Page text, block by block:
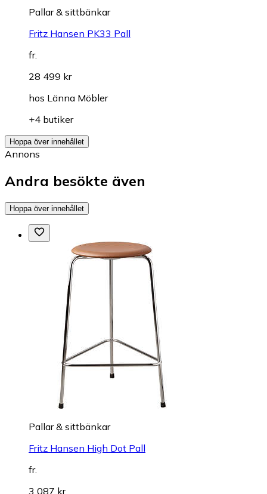
Pallar & sittbänkar
Fritz Hansen PK33 Pall
fr.
28 499 kr
hos Länna Möbler
+4 butiker
Hoppa över innehållet
Annons
Andra besökte även
Hoppa över innehållet
Pallar & sittbänkar
Fritz Hansen High Dot Pall
fr.
3 087 kr